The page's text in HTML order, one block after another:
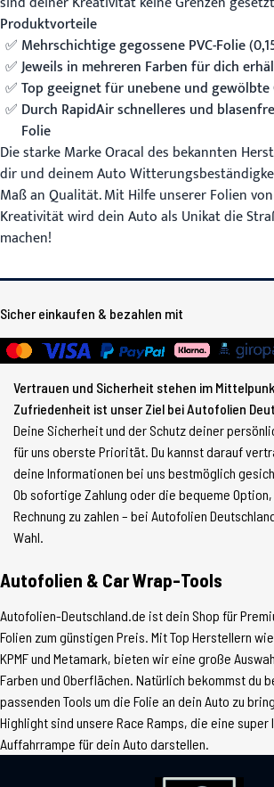
Produktvorteile
Mehrschichtige gegossene PVC-Folie
Jeweils in mehreren Farben für dich
Top geeignet für unebene und gewölbte
Durch RapidAir schnelleres und
Folie
Die starke Marke Oracal des bekannten
dir und deinem Auto
Maß an Qualität. Mit Hilfe unserer Folien
Kreativität wird dein Auto als Unikat die
machen!
Sicher einkaufen & bezahlen mit
Vertrauen und Sicherheit stehen im
Zufriedenheit ist unser Ziel bei Autofolien
Deine Sicherheit und der Schutz deiner
für uns oberste Priorität. Du kannst darauf
deine Informationen bei uns bestmöglich
Ob sofortige Zahlung oder die bequeme
Rechnung zu zahlen – bei Autofolien
Wahl.
Autofolien & Car Wrap-Tools
Autofolien-Deutschland.de ist dein Shop für
Folien zum günstigen Preis. Mit Top Herstellern
KPMF und Metamark, bieten wir eine große
Farben und Oberflächen. Natürlich bekommst du
passenden Tools um die Folie an dein Auto zu
Highlight sind unsere Race Ramps, die eine super
Auffahrrampe für dein Auto darstellen.